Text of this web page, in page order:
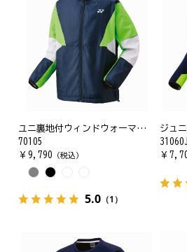
ユニ裏地付ウィンドウォーマーシャツ
70105
￥ 9,790 （税込）
5.0 （1）
ジュ
31060J
￥